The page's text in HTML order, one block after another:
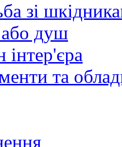
зі
душ
інтер'єра
та